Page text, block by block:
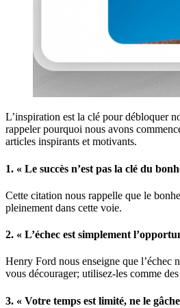
L’inspiration est la clé pour débloquer
rappeler pourquoi nous avons
articles inspirants et motivants.
1. « Le succès n’est pas la clé du
Cette citation nous rappelle que le
pleinement dans cette voie.
2. « L’échec est simplement
Henry Ford nous enseigne que l’échec
vous décourager; utilisez-les comme
3. « Votre temps est limité, ne le